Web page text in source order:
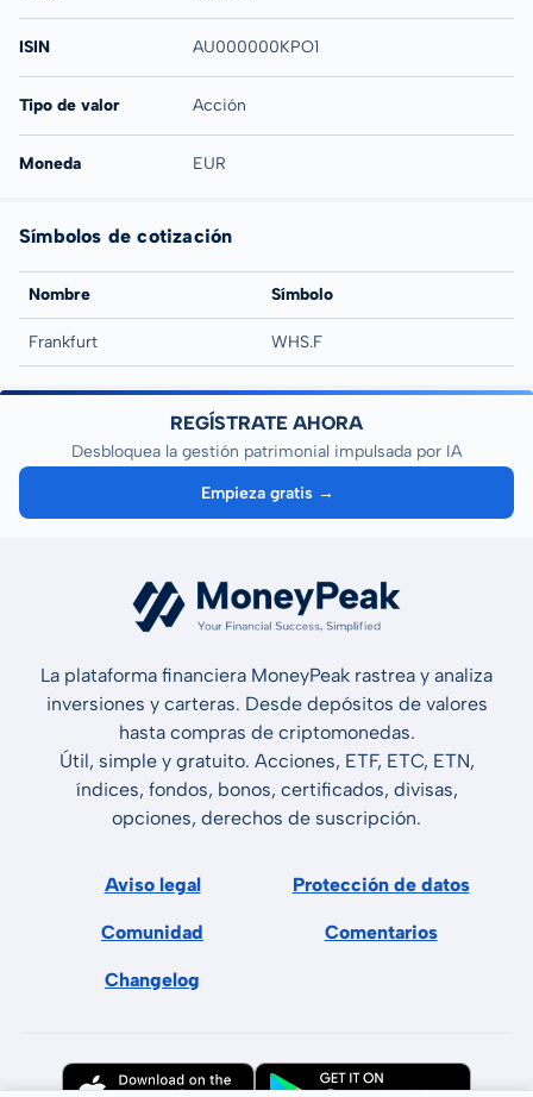
ISIN AU000000KPO1
Tipo de valor Acción
Moneda EUR
Símbolos de cotización
Nombre Símbolo
Frankfurt WHS.F
REGÍSTRATE AHORA
Desbloquea la gestión patrimonial impulsada por IA
Empieza gratis →
La plataforma financiera MoneyPeak rastrea y analiza
inversiones y carteras. Desde depósitos de valores
hasta compras de criptomonedas.
Útil, simple y gratuito. Acciones, ETF, ETC, ETN,
índices, fondos, bonos, certificados, divisas,
opciones, derechos de suscripción.
Aviso legal Protección de datos
Comunidad Comentarios
Changelog